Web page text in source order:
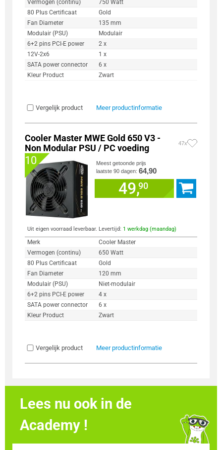
Vermogen (continu)
750 Watt
80 Plus Certificaat
Gold
Fan Diameter
135 mm
Modulair (PSU)
Modulair
6+2 pins PCI-E power
2 x
12V-2x6
1 x
SATA power connector
6 x
Kleur Product
Zwart
Vergelijk product Meer productinformatie
Cooler Master MWE Gold 650 V3 -
Non Modular PSU / PC voeding
47x
10
Meest getoonde prijs
laatste 90 dagen: 64,90
49,90
Uit eigen voorraad leverbaar. Levertijd: 1 werkdag (maandag)
Merk
Cooler Master
Vermogen (continu)
650 Watt
80 Plus Certificaat
Gold
Fan Diameter
120 mm
Modulair (PSU)
Niet-modulair
6+2 pins PCI-E power
4 x
SATA power connector
6 x
Kleur Product
Zwart
Vergelijk product Meer productinformatie
Lees nu ook in de
Academy !